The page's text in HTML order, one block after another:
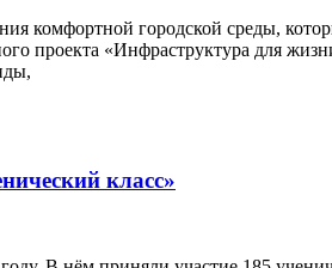
комфортной городской среды,
проекта «Инфраструктура для
класс»